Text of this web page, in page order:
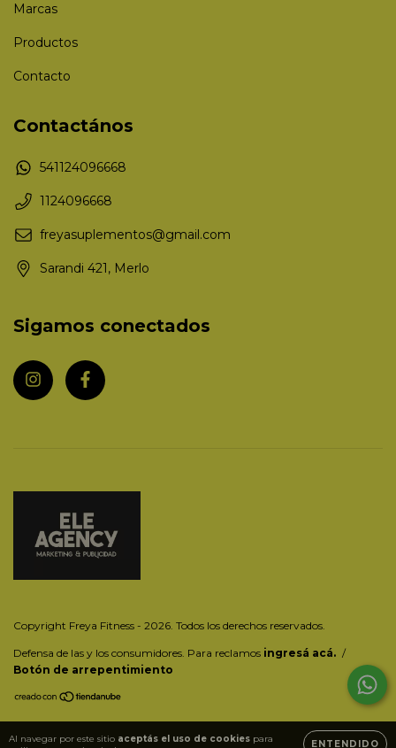
Al navegar por este sitio aceptás el uso de cookies para
ENTENDIDO
Marcas
Productos
Contacto
Contactános
541124096668
1124096668
freyasuplementos@gmail.com
Sarandi 421, Merlo
Sigamos conectados
Copyright Freya Fitness - 2026. Todos los derechos reservados.
Defensa de las y los consumidores. Para reclamos ingresá acá. /
Botón de arrepentimiento